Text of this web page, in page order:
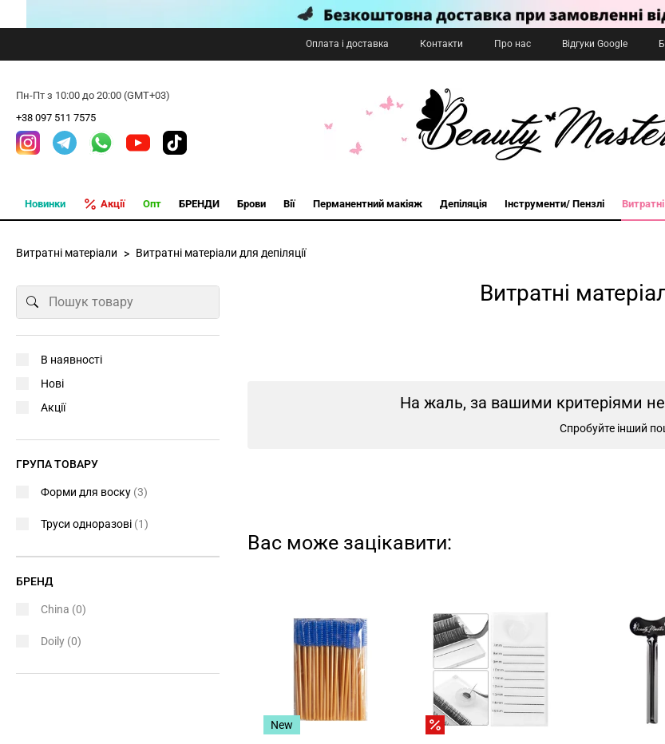
Оплата і доставка Контакти Про нас Відгуки Google
Пн-Пт з 10:00 до 20:00 (GMT+03)
+38 097 511 7575
Новинки Акції Опт БРЕНДИ Брови Вії Перманентний макіяж Депіляція Інструменти/ Пензлі
Витратні матеріали Витратні матеріали для депіляції
Витратні
На жаль, за вашими критеріями
Спробуйте інший
Вас може зацікавити:
New
В наявності
Нові
Акції
ГРУПА ТОВАРУ
Форми для воску (3)
Труси одноразові (1)
БРЕНД
China (0)
Doily (0)